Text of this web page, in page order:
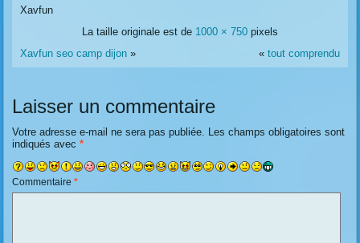
Xavfun
La taille originale est de 1000 × 750 pixels
Xavfun seo camp dijon » « tout comprendu
Laisser un commentaire
Votre adresse e-mail ne sera pas publiée. Les champs obligatoires sont
indiqués avec*
Commentaire*